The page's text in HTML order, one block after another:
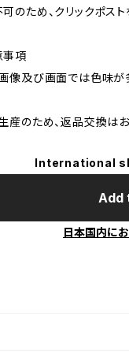
のため、クリックポス
項
像及び画面では色味
産のため、返品交換は
International
Add
日本国内に